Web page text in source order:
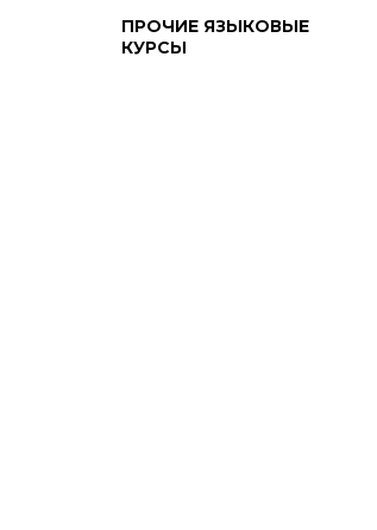
ПРОЧИЕ ЯЗЫКОВЫЕ
КУРСЫ